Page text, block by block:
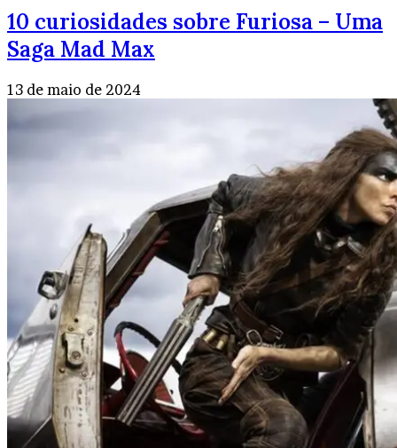
10 curiosidades sobre Furiosa – Uma
Saga Mad Max
13 de maio de 2024